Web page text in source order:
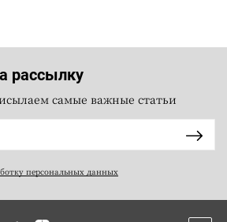
рассылку
самые важные статьи
персональных данных